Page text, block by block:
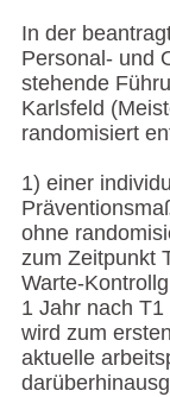
In der
Personal- und
stehende
Karlsfeld
randomisiert
1) einer
ohne
zum Zeitpunkt
Warte-
1 Jahr nach
wird zum
aktuelle